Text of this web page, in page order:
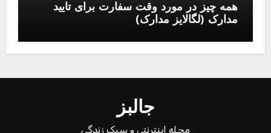
همه چیز در مورد وقت سفارت برای تایید
مدارک (لگالایز مدارک)
جالبز
مجله اینترنتی و سبک زندگی